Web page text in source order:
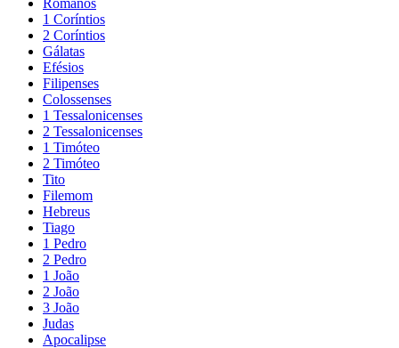
1 Coríntios
2 Coríntios
Gálatas
Efésios
Filipenses
Colossenses
1 Tessalonicenses
2 Tessalonicenses
1 Timóteo
2 Timóteo
Tito
Filemom
Hebreus
Tiago
1 Pedro
2 Pedro
1 João
2 João
3 João
Judas
Apocalipse